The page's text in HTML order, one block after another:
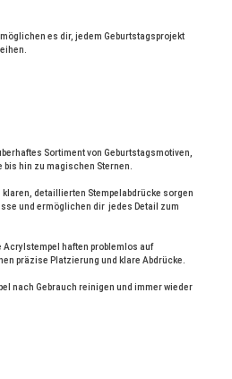
es dir, jedem Geburtstagsprojekt
Sortiment von Geburtstagsmotiven,
bis hin zu magischen Sternen.
klaren, detaillierten Stempelabdrücke sorgen
und ermöglichen dir  jedes Detail zum
Acrylstempel haften problemlos auf
präzise Platzierung und klare Abdrücke.
nach Gebrauch reinigen und immer wieder